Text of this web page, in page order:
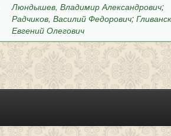
Люндышев, Владимир Александрович;
Радчиков, Василий Федорович;
Евгений Олегович